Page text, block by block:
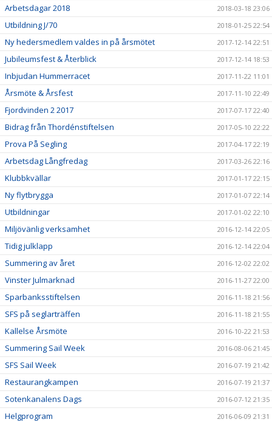
Arbetsdagar 2018 2018-03-18 23:06
Utbildning J/70 2018-01-25 22:54
Ny hedersmedlem valdes in på årsmötet 2017-12-14 22:51
Jubileumsfest & Återblick 2017-12-14 18:53
Inbjudan Hummerracet 2017-11-22 11:01
Årsmöte & Årsfest 2017-11-10 22:49
Fjordvinden 2 2017 2017-07-17 22:40
Bidrag från Thordénstiftelsen 2017-05-10 22:22
Prova På Segling 2017-04-17 22:19
Arbetsdag Långfredag 2017-03-26 22:16
Klubbkvällar 2017-01-17 22:15
Ny flytbrygga 2017-01-07 22:14
Utbildningar 2017-01-02 22:10
Miljövänlig verksamhet 2016-12-14 22:05
Tidig julklapp 2016-12-14 22:04
Summering av året 2016-12-02 22:02
Vinster Julmarknad 2016-11-27 22:00
Sparbanksstiftelsen 2016-11-18 21:56
SFS på seglarträffen 2016-11-18 21:55
Kallelse Årsmöte 2016-10-22 21:53
Summering Sail Week 2016-08-06 21:45
SFS Sail Week 2016-07-19 21:42
Restaurangkampen 2016-07-19 21:37
Sotenkanalens Dags 2016-07-12 21:35
Helgprogram 2016-06-09 21:31